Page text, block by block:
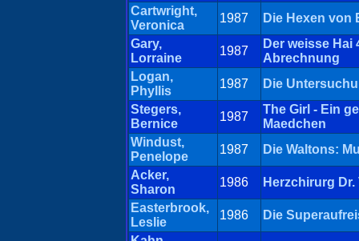
Cartwright,
Veronica
1987
Die Hexen von
Gary,
Lorraine
1987
Der weisse Hai
Abrechnung
Logan,
Phyllis
1987
Die
Stegers,
Bernice
1987
The Girl - Ein
Maedchen
Windust,
Penelope
1987
Die Waltons:
Acker,
Sharon
1986
Herzchirurg Dr.
Easterbrook,
Leslie
1986
Die